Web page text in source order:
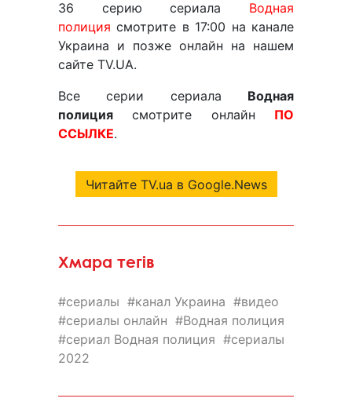
36 серию сериала Водная
полиция смотрите в 17:00 на канале
Украина и позже онлайн на нашем
сайте TV.UA.
Все серии сериала Водная
полиция смотрите онлайн ПО
ССЫЛКЕ.
Читайте TV.ua в Google.News
Хмара тегів
сериалы канал Украина
видео
сериалы онлайн
Водная полиция
сериал Водная полиция
сериалы
2022